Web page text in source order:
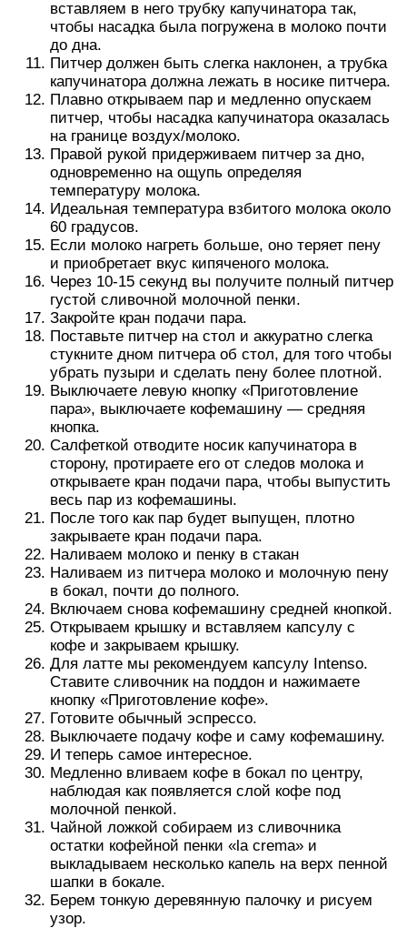
вставляем в него трубку капучинатора так,
чтобы насадка была погружена в молоко почти
до дна.
Питчер должен быть слегка наклонен, а трубка
капучинатора должна лежать в носике питчера.
Плавно открываем пар и медленно опускаем
питчер, чтобы насадка капучинатора оказалась
на границе воздух/молоко.
Правой рукой придерживаем питчер за дно,
одновременно на ощупь определяя
температуру молока.
Идеальная температура взбитого молока около
60 градусов.
Если молоко нагреть больше, оно теряет пену
и приобретает вкус кипяченого молока.
Через 10-15 секунд вы получите полный питчер
густой сливочной молочной пенки.
Закройте кран подачи пара.
Поставьте питчер на стол и аккуратно слегка
стукните дном питчера об стол, для того чтобы
убрать пузыри и сделать пену более плотной.
Выключаете левую кнопку «Приготовление
пара», выключаете кофемашину — средняя
кнопка.
Салфеткой отводите носик капучинатора в
сторону, протираете его от следов молока и
открываете кран подачи пара, чтобы выпустить
весь пар из кофемашины.
После того как пар будет выпущен, плотно
закрываете кран подачи пара.
Наливаем молоко и пенку в стакан
Наливаем из питчера молоко и молочную пену
в бокал, почти до полного.
Включаем снова кофемашину средней кнопкой.
Открываем крышку и вставляем капсулу с
кофе и закрываем крышку.
Для латте мы рекомендуем капсулу Intenso.
Ставите сливочник на поддон и нажимаете
кнопку «Приготовление кофе».
Готовите обычный эспрессо.
Выключаете подачу кофе и саму кофемашину.
И теперь самое интересное.
Медленно вливаем кофе в бокал по центру,
наблюдая как появляется слой кофе под
молочной пенкой.
Чайной ложкой собираем из сливочника
остатки кофейной пенки «la crema» и
выкладываем несколько капель на верх пенной
шапки в бокале.
Берем тонкую деревянную палочку и рисуем
узор.